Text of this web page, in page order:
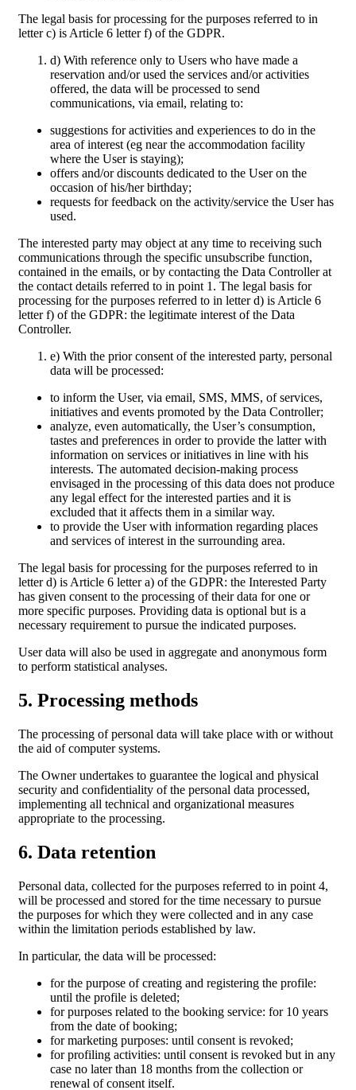
The legal basis for processing for the purposes referred to in
letter c) is Article 6 letter f) of the GDPR.
d) With reference only to Users who have made a
reservation and/or used the services and/or activities
offered, the data will be processed to send
communications, via email, relating to:
suggestions for activities and experiences to do in the
area of interest (eg near the accommodation facility
where the User is staying);
offers and/or discounts dedicated to the User on the
occasion of his/her birthday;
requests for feedback on the activity/service the User has
used.
The interested party may object at any time to receiving such
communications through the specific unsubscribe function,
contained in the emails, or by contacting the Data Controller at
the contact details referred to in point 1. The legal basis for
processing for the purposes referred to in letter d) is Article 6
letter f) of the GDPR: the legitimate interest of the Data
Controller.
e) With the prior consent of the interested party, personal
data will be processed:
to inform the User, via email, SMS, MMS, of services,
initiatives and events promoted by the Data Controller;
analyze, even automatically, the User’s consumption,
tastes and preferences in order to provide the latter with
information on services or initiatives in line with his
interests. The automated decision-making process
envisaged in the processing of this data does not produce
any legal effect for the interested parties and it is
excluded that it affects them in a similar way.
to provide the User with information regarding places
and services of interest in the surrounding area.
The legal basis for processing for the purposes referred to in
letter d) is Article 6 letter a) of the GDPR: the Interested Party
has given consent to the processing of their data for one or
more specific purposes. Providing data is optional but is a
necessary requirement to pursue the indicated purposes.
User data will also be used in aggregate and anonymous form
to perform statistical analyses.
5. Processing methods
The processing of personal data will take place with or without
the aid of computer systems.
The Owner undertakes to guarantee the logical and physical
security and confidentiality of the personal data processed,
implementing all technical and organizational measures
appropriate to the processing.
6. Data retention
Personal data, collected for the purposes referred to in point 4,
will be processed and stored for the time necessary to pursue
the purposes for which they were collected and in any case
within the limitation periods established by law.
In particular, the data will be processed:
for the purpose of creating and registering the profile:
until the profile is deleted;
for purposes related to the booking service: for 10 years
from the date of booking;
for marketing purposes: until consent is revoked;
for profiling activities: until consent is revoked but in any
case no later than 18 months from the collection or
renewal of consent itself.